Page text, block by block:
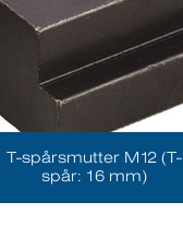
T-spårsmutter M12 (T-
spår: 16 mm)